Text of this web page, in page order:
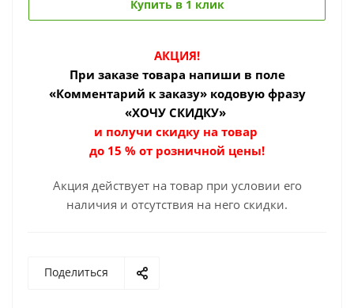
Купить в 1 клик
АКЦИЯ!
При заказе товара напиши в поле
«Комментарий к заказу» кодовую фразу
«ХОЧУ СКИДКУ»
и получи скидку на товар
до 15 % от розничной цены!
Акция действует на товар при условии его
наличия и отсутствия на него скидки.
Поделиться